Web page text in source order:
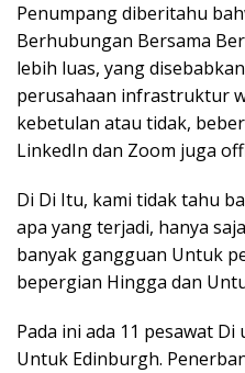
Penumpang diberitahu
Berhubungan Bersama
lebih luas, yang
perusahaan infrastruktur
kebetulan atau tidak,
LinkedIn dan Zoom juga
Di Di Itu, kami tidak tahu
apa yang terjadi, hanya
banyak gangguan Untuk
bepergian Hingga dan
Pada ini ada 11 pesawat
Untuk Edinburgh.